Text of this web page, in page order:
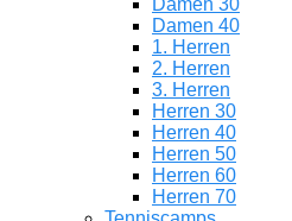
Damen 40
1. Herren
2. Herren
3. Herren
Herren 30
Herren 40
Herren 50
Herren 60
Herren 70